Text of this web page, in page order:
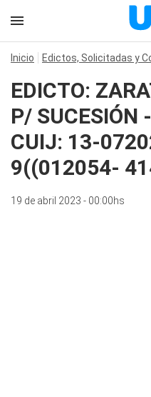
Inicio Edictos, Solicitadas y
EDICTO:
P/
CUIJ: 13-
9((012054-
19 de abril 2023 - 00:00hs